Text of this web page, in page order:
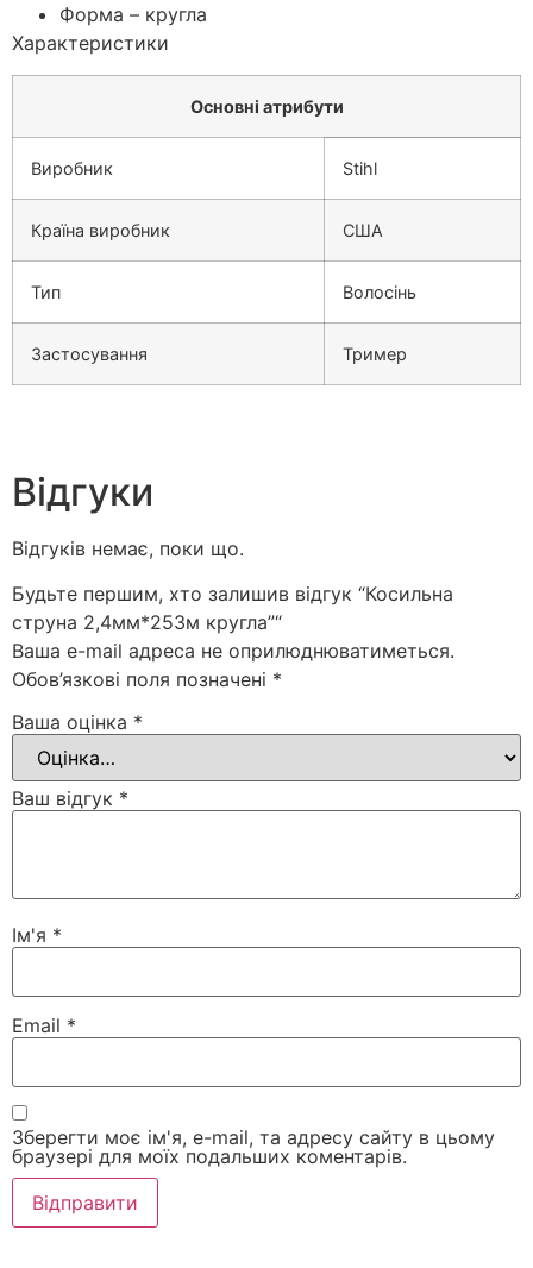
Форма – кругла
Характеристики
Основні атрибути
Виробник Stihl
Країна виробник США
Тип Волосінь
Застосування Тример
Відгуки
Відгуків немає, поки що.
Будьте першим, хто залишив відгук “Косильна
струна 2,4мм*253м кругла”“
Ваша e-mail адреса не оприлюднюватиметься.
Обов’язкові поля позначені *
Ваша оцінка *
Ваш відгук *
Ім'я *
Email *
Зберегти моє ім'я, e-mail, та адресу сайту в цьому
браузері для моїх подальших коментарів.